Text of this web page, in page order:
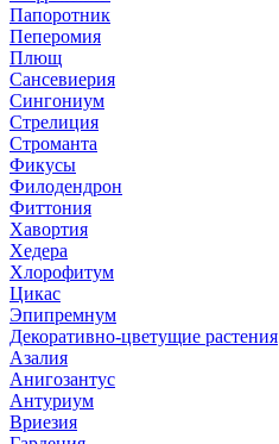
Папоротник
Пеперомия
Плющ
Сансевиерия
Сингониум
Стрелиция
Строманта
Фикусы
Филодендрон
Фиттония
Хавортия
Хедера
Хлорофитум
Цикас
Эпипремнум
Декоративно-цветущие растения
Азалия
Анигозантус
Антуриум
Вриезия